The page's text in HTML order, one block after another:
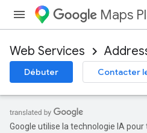
Maps
Web Services
Débuter Contacter
Google utilise la technologie IA